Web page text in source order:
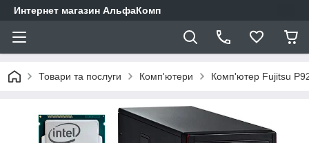
Интернет магазин АльфаКомп
Товари та послуги Комп'ютери Комп'ютер Fujitsu